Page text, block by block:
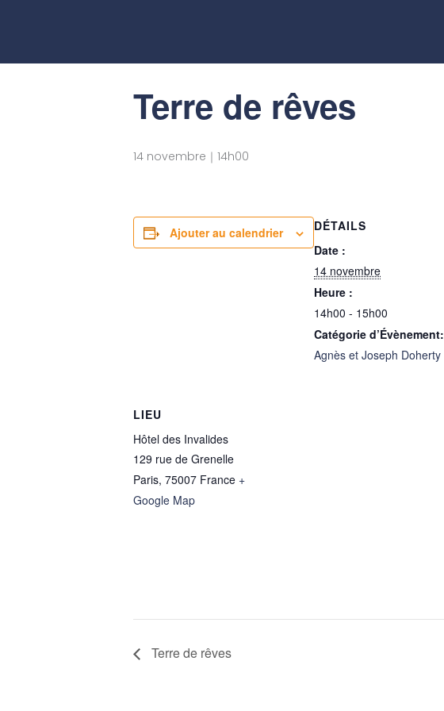
Terre de rêves
14 novembre｜14h00
Ajouter au calendrier
DÉTAILS
Date :
14 novembre
Heure :
14h00 - 15h00
Catégorie d’Évènement:
Agnès et Joseph Doherty
LIEU
Hôtel des Invalides
129 rue de Grenelle
Paris, 75007 France +
Google Map
Terre de rêves